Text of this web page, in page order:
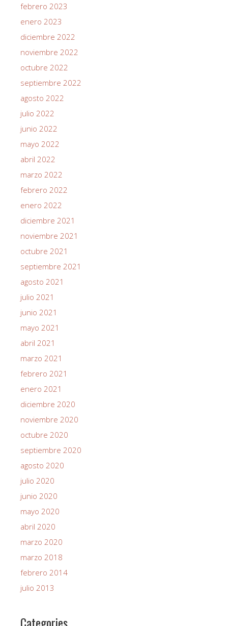
febrero 2023
enero 2023
diciembre 2022
noviembre 2022
octubre 2022
septiembre 2022
agosto 2022
julio 2022
junio 2022
mayo 2022
abril 2022
marzo 2022
febrero 2022
enero 2022
diciembre 2021
noviembre 2021
octubre 2021
septiembre 2021
agosto 2021
julio 2021
junio 2021
mayo 2021
abril 2021
marzo 2021
febrero 2021
enero 2021
diciembre 2020
noviembre 2020
octubre 2020
septiembre 2020
agosto 2020
julio 2020
junio 2020
mayo 2020
abril 2020
marzo 2020
marzo 2018
febrero 2014
julio 2013
Categories